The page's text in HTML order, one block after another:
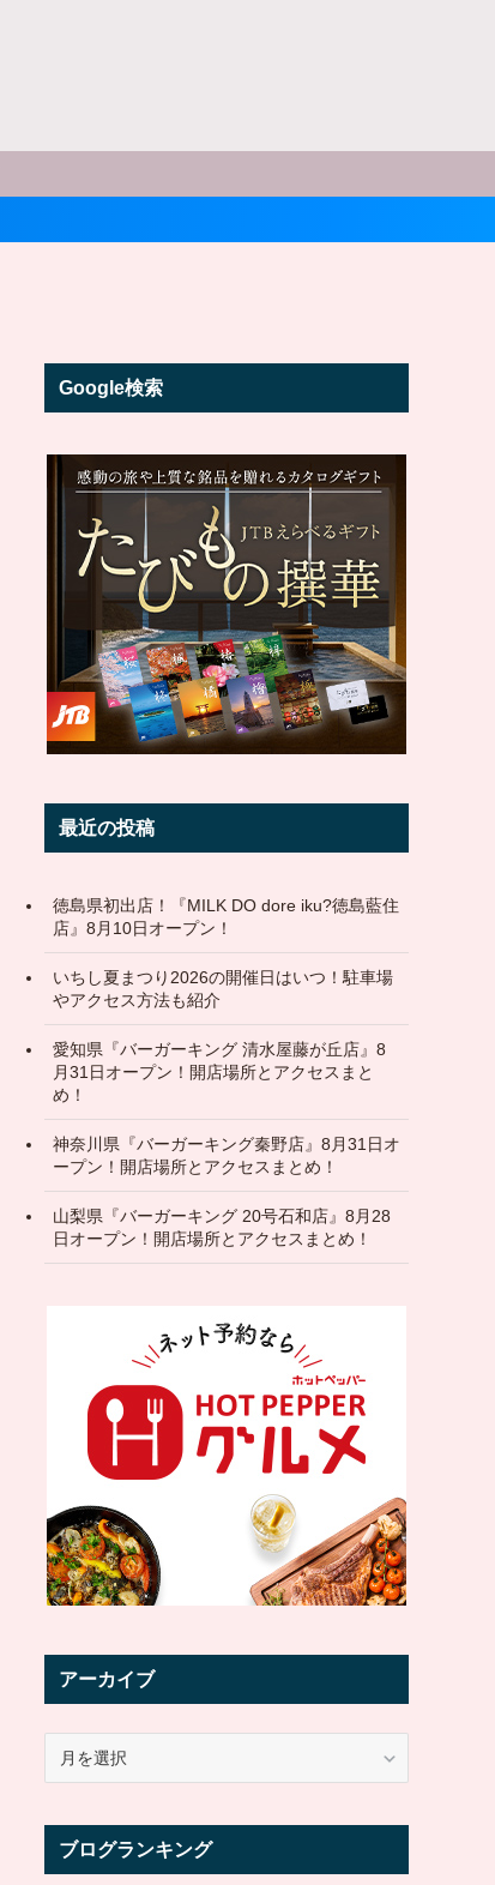
Google検索
最近の投稿
徳島県初出店！『MILK DO dore iku?徳島藍住
店』8月10日オープン！
いちし夏まつり2026の開催日はいつ！駐車場
やアクセス方法も紹介
愛知県『バーガーキング 清水屋藤が丘店』8
月31日オープン！開店場所とアクセスまと
め！
神奈川県『バーガーキング秦野店』8月31日オ
ープン！開店場所とアクセスまとめ！
山梨県『バーガーキング 20号石和店』8月28
日オープン！開店場所とアクセスまとめ！
アーカイブ
イ
ブログランキング